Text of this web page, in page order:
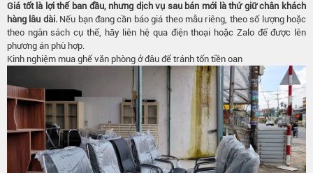
Giá tốt là lợi thế ban đầu, nhưng dịch vụ sau bán mới là thứ giữ chân khách
hàng lâu dài.Nếu bạn đang cần báo giá theo mẫu riêng, theo số lượng hoặc
theo ngân sách cụ thể, hãy liên hệ qua điện thoại hoặc Zalo để được lên
phương án phù hợp.
Kinh nghiệm mua ghế văn phòng ở đâu để tránh tốn tiền oan